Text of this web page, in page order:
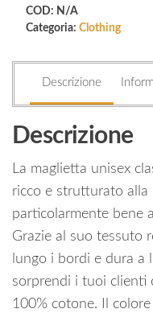
tee
quantità
COD: N/A
Categoria: Clothing
Descrizione
Descrizione
La maglietta unisex
ricco e strutturato alla
particolarmente bene
Grazie al suo tessuto
lungo i bordi e dura a
sorprendi i tuoi clienti
100% cotone. Il